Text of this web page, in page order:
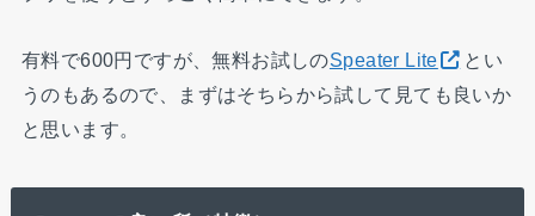
有料で600円ですが、無料お試しのSpeater Lite
とい
うのもあるので、まずはそちらから試して見ても良いか
と思います。